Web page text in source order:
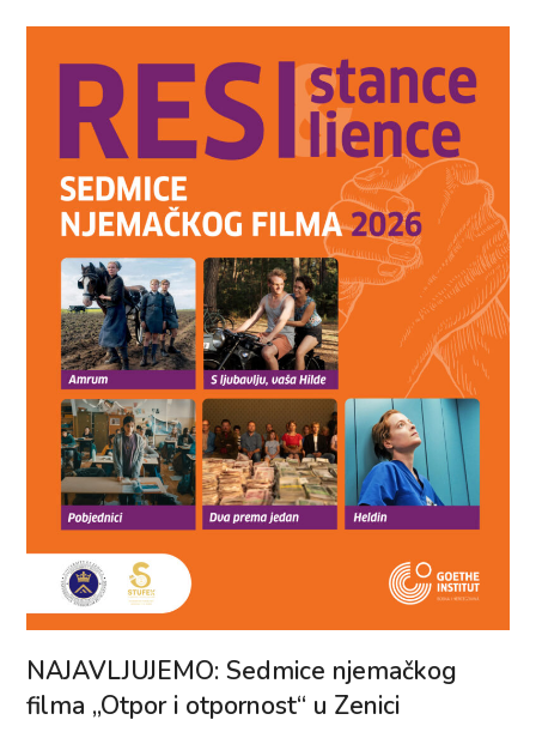
NAJAVLJUJEMO: Sedmice njemačkog
filma „Otpor i otpornost“ u Zenici